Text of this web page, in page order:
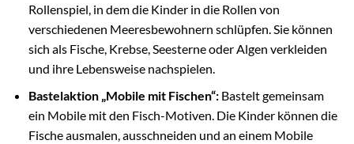
Rollenspiel, in dem die Kinder in die Rollen von
verschiedenen Meeresbewohnern schlüpfen. Sie können
sich als Fische, Krebse, Seesterne oder Algen verkleiden
und ihre Lebensweise nachspielen.
Bastelaktion „Mobile mit Fischen“:Bastelt gemeinsam
ein Mobile mit den Fisch-Motiven. Die Kinder können die
Fische ausmalen, ausschneiden und an einem Mobile